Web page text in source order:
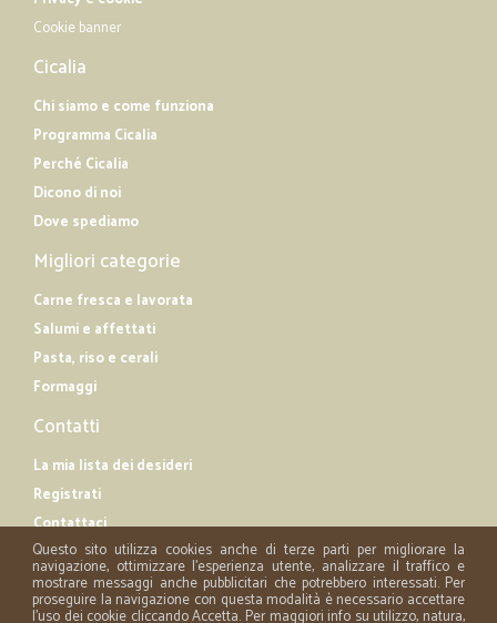
Cookie banner
Cicalia
Chi siamo e come funziona
Programma Cicalia
Perché Cicalia
Dicono di noi
Dove spediamo
Migliori categorie
Carne fresca e lavorata
Salumi e affettati
Pasta, riso e cerali
Formaggi
Contatti
La mia lista dei desideri
Registrati
Contattaci
Questo sito utilizza cookies anche di terze parti per migliorare la
navigazione, ottimizzare l'esperienza utente, analizzare il traffico e
mostrare messaggi anche pubblicitari che potrebbero interessati. Per
proseguire la navigazione con questa modalità è necessario accettare
l'uso dei cookie cliccando Accetta. Per maggiori info su utilizzo, natura,